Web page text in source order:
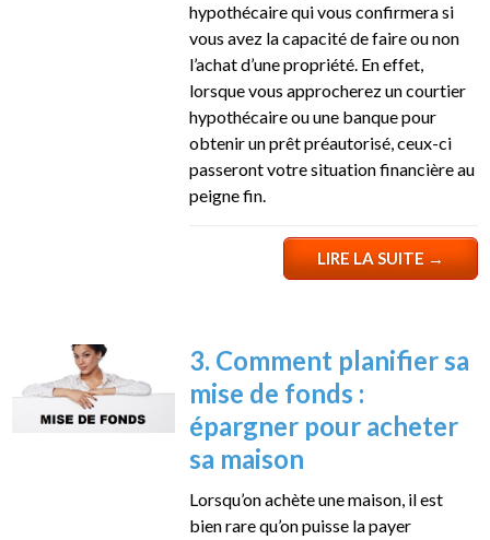
hypothécaire qui vous confirmera si
vous avez la capacité de faire ou non
l’achat d’une propriété. En effet,
lorsque vous approcherez un courtier
hypothécaire ou une banque pour
obtenir un prêt préautorisé, ceux-ci
passeront votre situation financière au
peigne fin.
LIRE LA SUITE→
3. Comment planifier sa
mise de fonds :
épargner pour acheter
sa maison
Lorsqu’on achète une maison, il est
bien rare qu’on puisse la payer